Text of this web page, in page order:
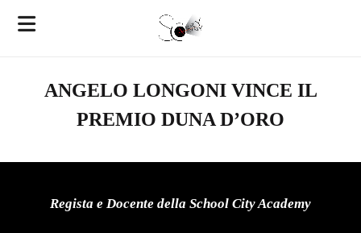
ANGELO LONGONI VINCE IL
PREMIO DUNA D’ORO
Regista e Docente della School City Academy